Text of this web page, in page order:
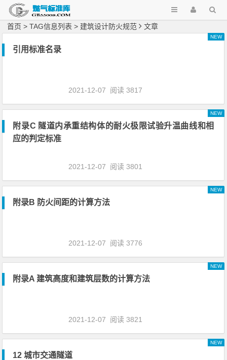
首页 > TAG信息列表 > 建筑设计防火规范 文章
引用标准名录
NEW
2021-12-07 阅读 3817
附录C 隧道内承重结构体的耐火极限试验升温曲线和相
应的判定标准
NEW
2021-12-07 阅读 3801
附录B 防火间距的计算方法
NEW
2021-12-07 阅读 3776
附录A 建筑高度和建筑层数的计算方法
NEW
2021-12-07 阅读 3821
12 城市交通隧道
NEW